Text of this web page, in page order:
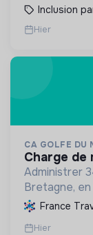
Inclusion
Hier
CA GOLFE DU
charge
Administrer
Bretagne,
sociale par
durables et
France
Hier